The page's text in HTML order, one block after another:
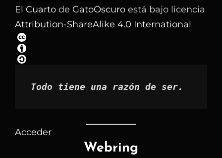
los
artículos
por
mes
El Cuarto de GatoOscuro está bajo licencia
Attribution-ShareAlike 4.0 International
Todo tiene una razón de ser.
Acceder
Webring